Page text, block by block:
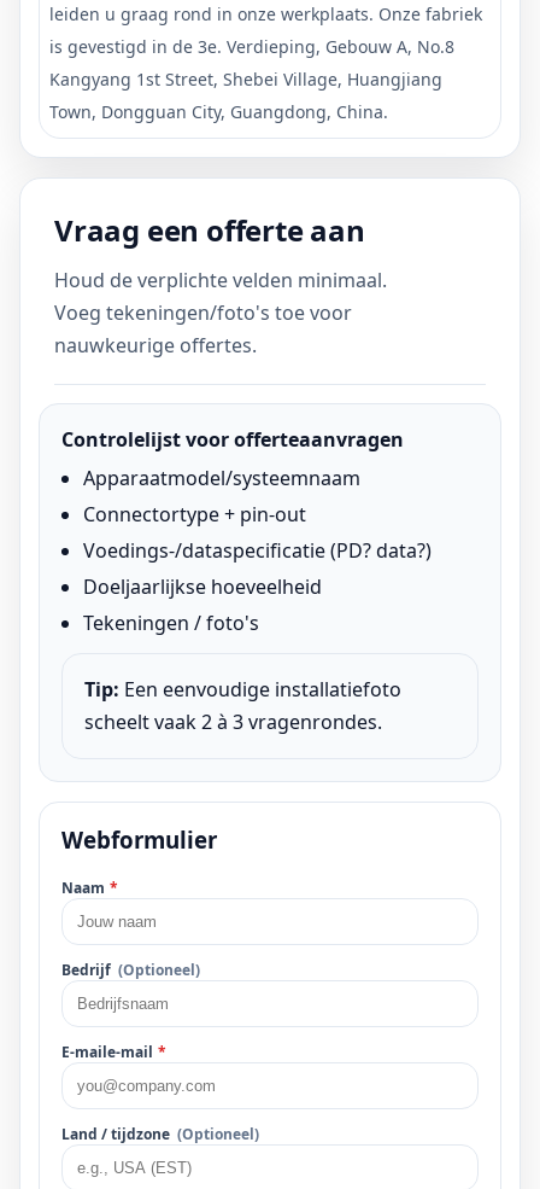
leiden u graag rond in onze werkplaats. Onze fabriek
is gevestigd in de 3e. Verdieping, Gebouw A, No.8
Kangyang 1st Street, Shebei Village, Huangjiang
Town, Dongguan City, Guangdong, China.
Vraag een offerte aan
Houd de verplichte velden minimaal.
Voeg tekeningen/foto's toe voor
nauwkeurige offertes.
Controlelijst voor offerteaanvragen
Apparaatmodel/systeemnaam
Connectortype + pin-out
Voedings-/dataspecificatie (PD? data?)
Doeljaarlijkse hoeveelheid
Tekeningen / foto's
Tip: Een eenvoudige installatiefoto
scheelt vaak 2 à 3 vragenrondes.
Webformulier
Naam *
Bedrijf (Optioneel)
E-maile-mail *
Land / tijdzone (Optioneel)